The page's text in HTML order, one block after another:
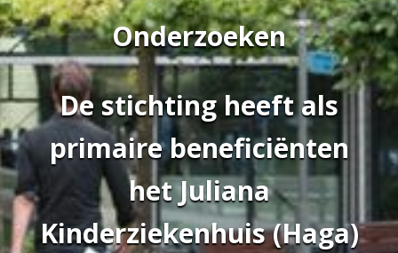
Onderzoeken
De stichting heeft als
primaire beneficiënten
het Juliana
Kinderziekenhuis (Haga)